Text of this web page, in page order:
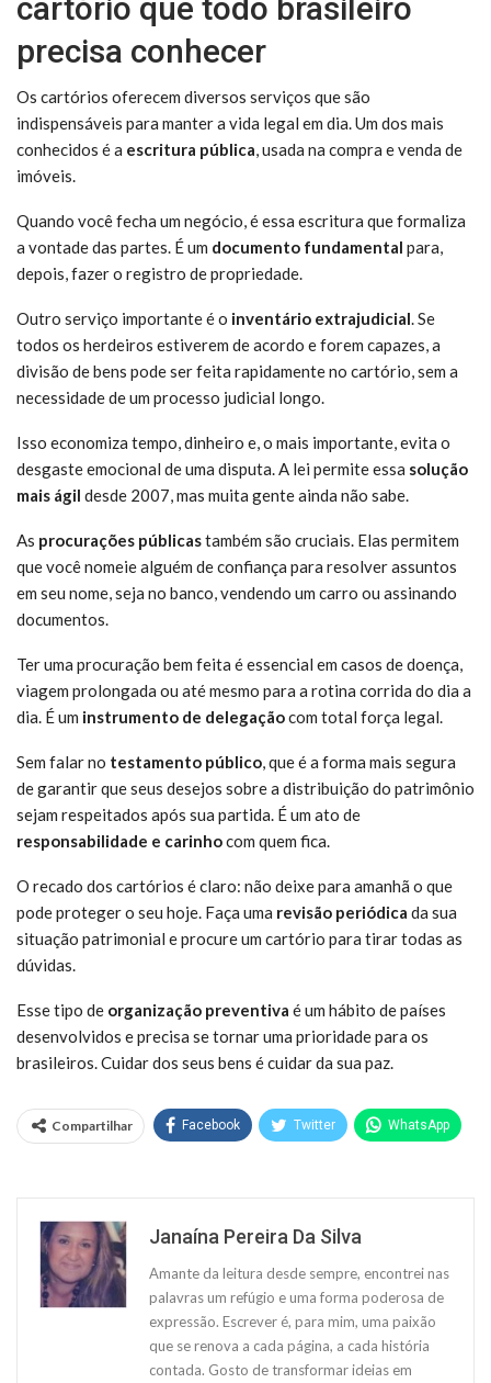
cartório que todo brasileiro
precisa conhecer
Os cartórios oferecem diversos serviços que são
indispensáveis para manter a vida legal em dia. Um dos mais
conhecidos é a escritura pública, usada na compra e venda de
imóveis.
Quando você fecha um negócio, é essa escritura que formaliza
a vontade das partes. É um documento fundamental para,
depois, fazer o registro de propriedade.
Outro serviço importante é o inventário extrajudicial. Se
todos os herdeiros estiverem de acordo e forem capazes, a
divisão de bens pode ser feita rapidamente no cartório, sem a
necessidade de um processo judicial longo.
Isso economiza tempo, dinheiro e, o mais importante, evita o
desgaste emocional de uma disputa. A lei permite essa solução
mais ágil desde 2007, mas muita gente ainda não sabe.
As procurações públicastambém são cruciais. Elas permitem
que você nomeie alguém de confiança para resolver assuntos
em seu nome, seja no banco, vendendo um carro ou assinando
documentos.
Ter uma procuração bem feita é essencial em casos de doença,
viagem prolongada ou até mesmo para a rotina corrida do dia a
dia. É um instrumento de delegaçãocom total força legal.
Sem falar no testamento público, que é a forma mais segura
de garantir que seus desejos sobre a distribuição do patrimônio
sejam respeitados após sua partida. É um ato de
responsabilidade e carinhocom quem fica.
O recado dos cartórios é claro: não deixe para amanhã o que
pode proteger o seu hoje. Faça uma revisão periódica da sua
situação patrimonial e procure um cartório para tirar todas as
dúvidas.
Esse tipo de organização preventiva é um hábito de países
desenvolvidos e precisa se tornar uma prioridade para os
brasileiros. Cuidar dos seus bens é cuidar da sua paz.
Compartilhar Facebook Twitter WhatsApp
Janaína Pereira Da Silva
Amante da leitura desde sempre, encontrei nas
palavras um refúgio e uma forma poderosa de
expressão. Escrever é, para mim, uma paixão
que se renova a cada página, a cada história
contada. Gosto de transformar ideias em